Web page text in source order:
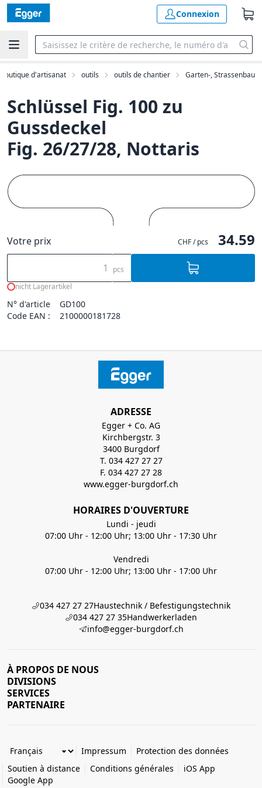
Connexion
Boutique d'artisanat outils outils de chantier Garten-, Strassenbau
Schlüssel Fig. 100 zu
Gussdeckel
Fig. 26/27/28, Nottaris
Votre prix CHF / pcs 34.59
pcs
nicht Lagerartikel
N° d'article
GD100
Code EAN :
2100000181728
ADRESSE
Egger + Co. AG
Kirchbergstr. 3
3400 Burgdorf
T. 034 427 27 27
F. 034 427 27 28
www.egger-burgdorf.ch
HORAIRES D'OUVERTURE
Lundi - jeudi
07:00 Uhr - 12:00 Uhr; 13:00 Uhr - 17:30 Uhr
Vendredi
07:00 Uhr - 12:00 Uhr; 13:00 Uhr - 17:00 Uhr
034 427 27 27Haustechnik / Befestigungstechnik
034 427 27 35Handwerkerladen
info@egger-burgdorf.ch
À PROPOS DE NOUS
DIVISIONS
SERVICES
PARTENAIRE
Impressum
Protection des données
Soutien à distance
Conditions générales
iOS App
Google App